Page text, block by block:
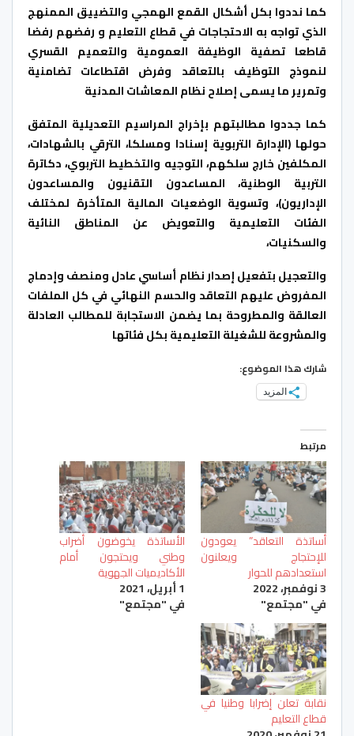
كما نددوا بكل أشكال القمع الهمجي والتضييق الممنهج
الذي تواجه به الاحتجاجات في قطاع التعليم و رفضهم رفضا
قاطعا تصفية الوظيفة العمومية والتعميم القسري
لنموذج التوظيف بالتعاقد وفرض اقتطاعات تضامنية
وتمرير ما يسمى إصلاح نظام المعاشات المدنية
كما جددوا مطالبتهم بإخراج المراسيم التعديلية المتفق
حولها (الإدارة التربوية إسنادا ومسلكا، الترقي بالشهادات،
المكلفين خارج سلكهم، التوجيه والتخطيط التربوي، دكاترة
التربية الوطنية، المساعدون التقنيون والمساعدون
الإداريون)، وتسوية الوضعيات المالية المتأخرة لمختلف
الفئات التعليمية والتعويض عن المناطق النائية
والسكنيات،
والتعجيل بتفعيل إصدار نظام أساسي عادل ومنصف وإدماج
المفروض عليهم التعاقد والحسم النهائي في كل الملفات
العالقة والمطروحة بما يضمن الاستجابة للمطالب العادلة
والمشروعة للشغيلة التعليمية بكل فئاتها
شارك هذا الموضوع:
المزيد
مرتبط
أساتذة التعاقد” يعودون
للإحتجاج ويعلنون
استعدادهم للحوار
3 نوفمبر، 2022
في "مجتمع"
الأساتذة يخوضون أضراب
وطني ويحتجون أمام
الأكاديميات الجهوية
1 أبريل، 2021
في "مجتمع"
نقابة تعلن إضرابا وطنيا في
قطاع التعليم